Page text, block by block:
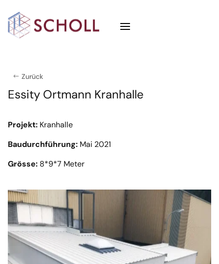
Zurück
Essity Ortmann Kranhalle
Projekt: Kranhalle
Baudurchführung: Mai 2021
Grösse: 8*9*7 Meter